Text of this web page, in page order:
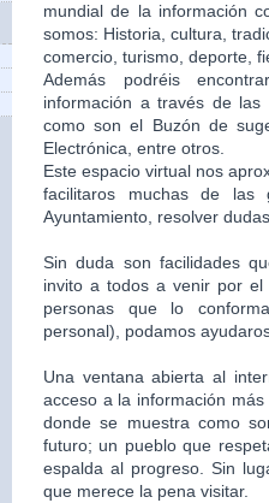
mundial de la información
somos: Historia, cultura,
comercio, turismo, deporte,
Además podréis
información a través de
como son el Buzón de
Electrónica, entre otros.
Este espacio virtual nos
facilitaros muchas de
Ayuntamiento, resolver
Sin duda son facilidades
invito a todos a venir por
personas que lo
personal), podamos
Una ventana abierta al
acceso a la información
donde se muestra como
futuro; un pueblo que
espalda al progreso. Sin
que merece la pena visitar.